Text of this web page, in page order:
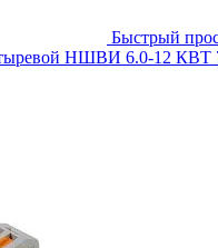
Быстрый
НШВИ 6.0-12 КВТ